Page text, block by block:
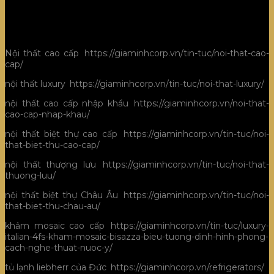
Nội thất cao cấp
https://giaminhcorp.vn/tin-tuc/noi-that-cao-
cap/
nội thất luxury https://giaminhcorp.vn/tin-tuc/noi-that-luxury/
nội thất cao cấp nhập khẩu
https://giaminhcorp.vn/noi-that-
cao-cap-nhap-khau/
nội thất biệt thự cao cấp
https://giaminhcorp.vn/tin-tuc/noi-
that-biet-thu-cao-cap/
nội thất thượng lưu
https://giaminhcorp.vn/tin-tuc/noi-that-
thuong-luu/
nội thất biệt thự Châu Âu
https://giaminhcorp.vn/tin-tuc/noi-
that-biet-thu-chau-au/
khảm mosaic cao cấp
https://giaminhcorp.vn/tin-tuc/luxury-
italian-4fs-kham-mosaic-bisazza-bieu-tuong-dinh-hinh-phong-
cach-nghe-thuat-nuoc-y/
tủ lạnh liebherr của Đức https://giaminhcorp.vn/refrigerators/